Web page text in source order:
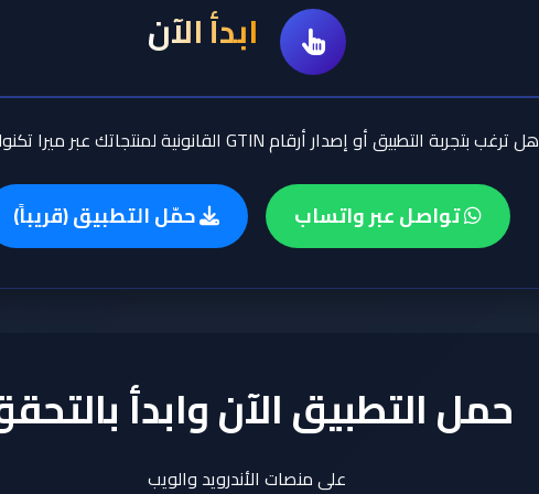
ابدأ الآن
هل ترغب بتجربة التطبيق أو إصدار أرقام GTIN القانونية لمنتجاتك عبر ميرا تكنولوجي؟
تواصل عبر واتساب حمّل التطبيق (قريباً)
حمل التطبيق الآن وابدأ
على منصات الأندرويد والويب